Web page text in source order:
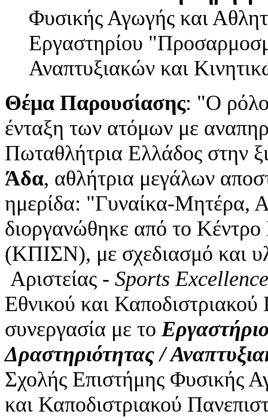
Φυσικής Αγωγής και
Εργαστηρίου
Αναπτυξιακών και
Θέμα Παρουσίασης: "Ο
ένταξη των ατόμων με
Πωταθλήτρια Ελλάδος στην
Άδα, αθλήτρια μεγάλων
ημερίδα: "Γυναίκα-Μητέρα,
διοργανώθηκε από το
(ΚΠΙΣΝ), με σχεδιασμό και
Αριστείας - Sports Excellence
Εθνικού και
συνεργασία με το
Δραστηριότητας /
Σχολής Επιστήμης Φυσικής
και Καποδιστριακού